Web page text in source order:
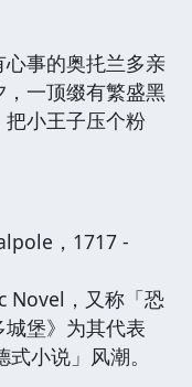
事的奥扥兰多亲
一顶缀有繁盛黑
小王子压个粉
，1717 -
Novel，又称「恐
堡》为其代表
小说」风潮。